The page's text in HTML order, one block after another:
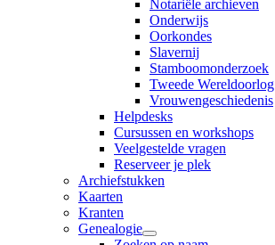
Notariële archieven
Onderwijs
Oorkondes
Slavernij
Stamboomonderzoek
Tweede Wereldoorlog
Vrouwengeschiedenis
Helpdesks
Cursussen en workshops
Veelgestelde vragen
Reserveer je plek
Archiefstukken
Kaarten
Kranten
Genealogie